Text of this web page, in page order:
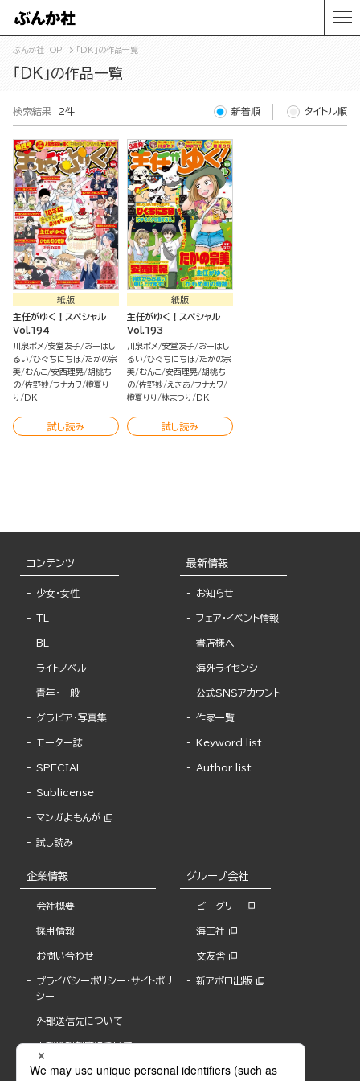
ぶんか社TOP 「DK」の作品一覧
「DK」の作品一覧
検索結果 2件 新着順 タイトル順
紙版
主任がゆく！スペシャル
Vol.194
川泉ポメ 安堂友子 おーはし
るい ひぐちにちほ たかの宗
美 むんこ 安西理晃 胡桃ち
の 佐野妙 フナカワ 橙夏り
り
DK
試し読み
紙版
主任がゆく！スペシャル
Vol.193
川泉ポメ 安堂友子 おーはし
るい ひぐちにちほ たかの宗
美 むんこ 安西理晃 胡桃ち
の 佐野妙 えきあ フナカワ
橙夏りり
林まつり DK
試し読み
コンテンツ
少女・女性
TL
BL
ライトノベル
青年・一般
グラビア・写真集
モーター誌
SPECIAL
Sublicense
マンガよもんが
試し読み
最新情報
お知らせ
フェア・イベント情報
書店様へ
海外ライセンシー
公式SNSアカウント
作家一覧
Keyword list
Author list
企業情報
会社概要
採用情報
お問い合わせ
プライバシーポリシー・サイトポリ
シー
外部送信先について
内部通報制度について
グループ会社
ビーグリー
海王社
文友舎
新アポロ出版